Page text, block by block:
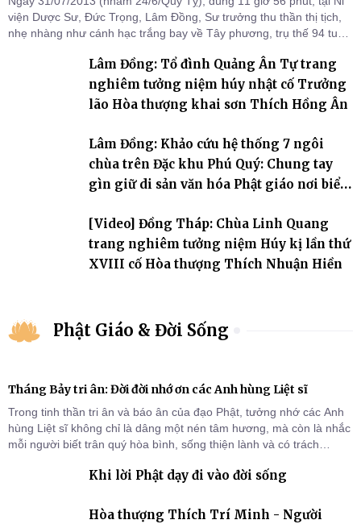
viện Dược Sư, Đức Trọng, Lâm Đồng, Sư trưởng thu thần thị tịch,
nhẹ nhàng như cánh hạc trắng bay về Tây phương, trụ thế 94 tuổi
Lâm Đồng: Tổ đình Quảng Ân Tự trang
nghiêm tưởng niệm húy nhật cố Trưởng
lão Hòa thượng khai sơn Thích Hồng Ân
Lâm Đồng: Khảo cứu hệ thống 7 ngôi
chùa trên Đặc khu Phú Quý: Chung tay
gìn giữ di sản văn hóa Phật giáo nơi biển
[Video] Đồng Tháp: Chùa Linh Quang
trang nghiêm tưởng niệm Húy kị lần thứ
XVIII cố Hòa thượng Thích Nhuận Hiền
Phật Giáo & Đời Sống
Tháng Bảy tri ân: Đời đời nhớ ơn các Anh hùng Liệt sĩ
Trong tinh thần tri ân và báo ân của đạo Phật, tưởng nhớ các Anh
hùng Liệt sĩ không chỉ là dâng một nén tâm hương, mà còn là nhắc
mỗi người biết trân quý hòa bình, sống thiện lành và có trách
Khi lời Phật dạy đi vào đời sống
Hòa thượng Thích Trí Minh - Người